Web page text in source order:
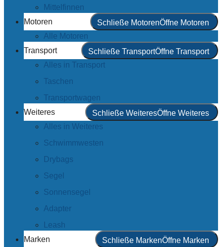
Mittelfinnen
Motoren
Schließe MotorenÖffne Motoren
Alle Motoren
Transport
Schließe TransportÖffne Transport
Alles in Transport
Taschen
Transportwagen
Weiteres
Schließe WeiteresÖffne Weiteres
Alles in Weiteres
Schwimmwesten
Drybags
Segel
Sonnensegel
Adapter
Leash
Marken
Schließe MarkenÖffne Marken